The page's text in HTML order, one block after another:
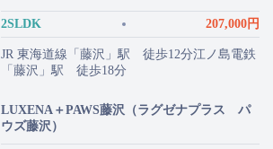
2SLDK 207,000円
JR 東海道線「藤沢」駅 徒歩12分江ノ島電鉄
「藤沢」駅 徒歩18分
LUXENA＋PAWS藤沢（ラグゼナプラス パ
ウズ藤沢）